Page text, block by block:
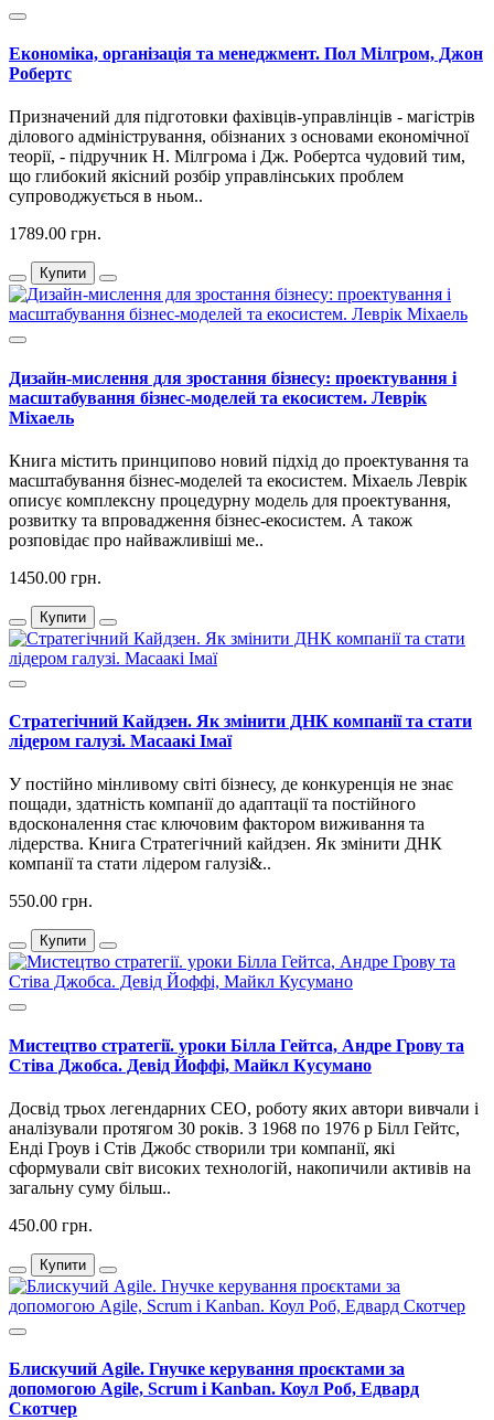
Економіка, організація та менеджмент. Пол Мілгром, Джон
Робертс
Призначений для підготовки фахівців-управлінців - магістрів
ділового адміністрування, обізнаних з основами економічної
теорії, - підручник Н. Мілгрома і Дж. Робертса чудовий тим,
що глибокий якісний розбір управлінських проблем
супроводжується в ньом..
1789.00 грн.
Купити
Дизайн-мислення для зростання бізнесу: проектування і
масштабування бізнес-моделей та екосистем. Леврік
Міхаель
Книга містить принципово новий підхід до проектування та
масштабування бізнес-моделей та екосистем. Міхаель Леврік
описує комплексну процедурну модель для проектування,
розвитку та впровадження бізнес-екосистем. А також
розповідає про найважливіші ме..
1450.00 грн.
Купити
Стратегічний Кайдзен. Як змінити ДНК компанії та стати
лідером галузі. Масаакі Імаї
У постійно мінливому світі бізнесу, де конкуренція не знає
пощади, здатність компанії до адаптації та постійного
вдосконалення стає ключовим фактором виживання та
лідерства. Книга Стратегічний кайдзен. Як змінити ДНК
компанії та стати лідером галузі&..
550.00 грн.
Купити
Мистецтво стратегії. уроки Білла Гейтса, Андре Грову та
Стіва Джобса. Девід Йоффі, Майкл Кусумано
Досвід трьох легендарних CEO, роботу яких автори вивчали і
аналізували протягом 30 років. З 1968 по 1976 р Білл Гейтс,
Енді Гроув і Стів Джобс створили три компанії, які
сформували світ високих технологій, накопичили активів на
загальну суму більш..
450.00 грн.
Купити
Блискучий Agile. Гнучке керування проєктами за
допомогою Agile, Scrum і Kanban. Коул Роб, Едвард
Скотчер